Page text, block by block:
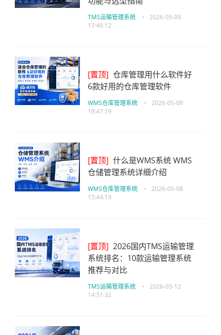
TMS运输管理系统 •
2026-05-09
17:46:12
[置顶] 仓库管理用什么软件好
6款好用的仓库管理软件
WMS仓库管理系统 •
2026-05-08
18:47:19
[置顶] 什么是WMS系统 WMS
仓储管理系统详细介绍
WMS仓库管理系统 •
2026-05-08
15:44:19
[置顶] 2026国内TMS运输管理
系统排名：10款运输管理系统
推荐与对比
TMS运输管理系统 •
2026-05-12
14:51:32